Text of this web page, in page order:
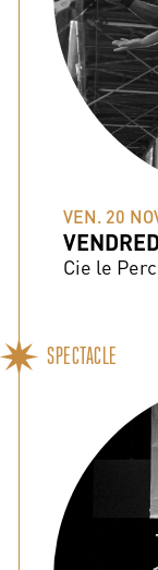
VEN. 20
Cie le
SPECTACLE